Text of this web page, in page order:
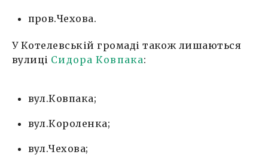
пров.Чехова.
У Котелевській громаді також лишаються
вулиці Сидора Ковпака:
вул.Ковпака;
вул.Короленка;
вул.Чехова;